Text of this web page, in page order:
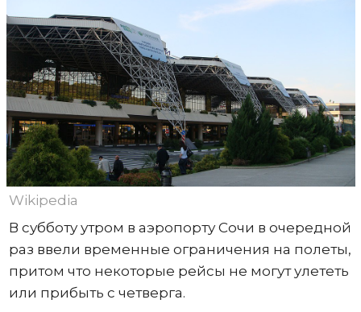
Wikipedia
В субботу утром в аэропорту Сочи в очередной
раз ввели временные ограничения на полеты,
притом что некоторые рейсы не могут улететь
или прибыть с четверга.